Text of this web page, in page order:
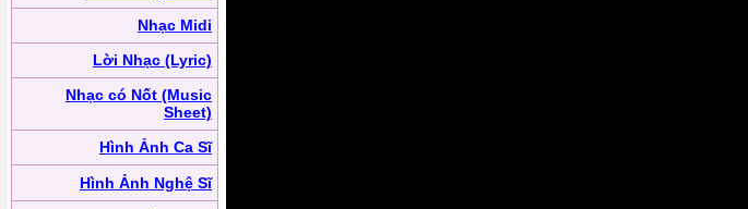
Nhạc Midi
Lời Nhạc (Lyric)
Nhạc có Nốt (Music
Sheet)
Hình Ảnh Ca Sĩ
Hình Ảnh Nghệ Sĩ